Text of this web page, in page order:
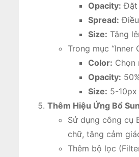
Opacity: Đặt
Spread:
Size: Tăng
Trong mục “Inner
Color: Chọn
Opacity:
Size: 5-
Thêm Hiệu Ứng Bổ
Sử dụng công cụ
chữ, tăng cảm
Thêm bộ lọc